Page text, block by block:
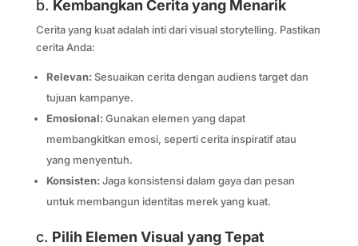
b. Kembangkan Cerita yang Menarik
Cerita yang kuat adalah inti dari visual storytelling. Pastikan
cerita Anda:
Relevan: Sesuaikan cerita dengan audiens target dan
tujuan kampanye.
Emosional: Gunakan elemen yang dapat
membangkitkan emosi, seperti cerita inspiratif atau
yang menyentuh.
Konsisten: Jaga konsistensi dalam gaya dan pesan
untuk membangun identitas merek yang kuat.
c. Pilih Elemen Visual yang Tepat